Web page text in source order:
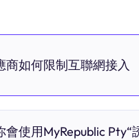
商如何限制互聯網接入
會使用MyRepublic Pty“